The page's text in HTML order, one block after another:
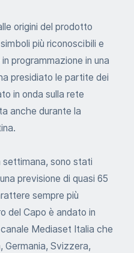
origini del prodotto
più riconoscibili e
programmazione in una
presidiato le partite dei
in onda sulla rete
anche durante la
settimana, sono stati
previsione di quasi 65
sempre più
del Capo è andato in
Mediaset Italia che
Germania, Svizzera,